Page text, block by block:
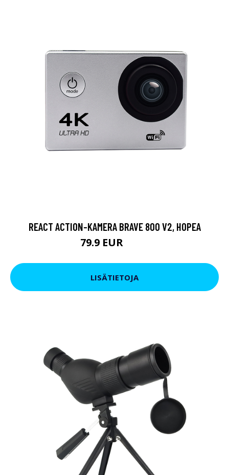
REACT ACTION-KAMERA BRAVE 800 V2, HOPEA
79.9 EUR
LISÄTIETOJA